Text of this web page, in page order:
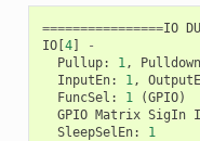
================IO
IO[4]
-
Pullup: 1, Pulldown
InputEn: 1,
FuncSel : 1 (GPIO)
GPIO Matrix SigIn
SleepSelEn: 1